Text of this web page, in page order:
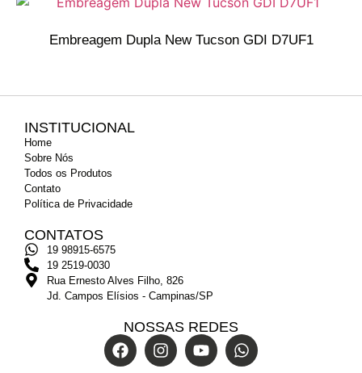
Embreagem Dupla New Tucson GDI D7UF1
INSTITUCIONAL
Home
Sobre Nós
Todos os Produtos
Contato
Política de Privacidade
CONTATOS
19 98915-6575
19 2519-0030
Rua Ernesto Alves Filho, 826
Jd. Campos Elísios - Campinas/SP
NOSSAS REDES